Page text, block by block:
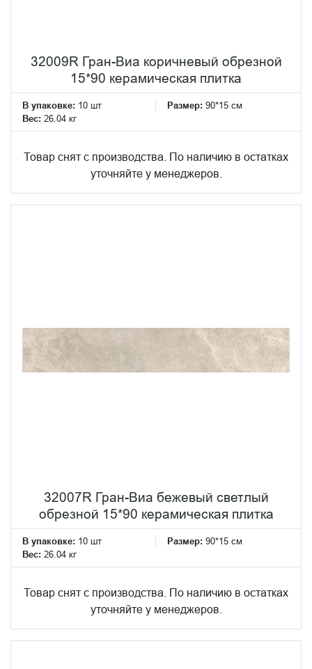
32009R Гран-Виа коричневый обрезной
15*90 керамическая плитка
В упаковке: 10 шт Размер: 90*15 см
Вес: 26.04 кг
Товар снят с производства. По наличию в остатках
уточняйте у менеджеров.
32007R Гран-Виа бежевый светлый
обрезной 15*90 керамическая плитка
В упаковке: 10 шт Размер: 90*15 см
Вес: 26.04 кг
Товар снят с производства. По наличию в остатках
уточняйте у менеджеров.